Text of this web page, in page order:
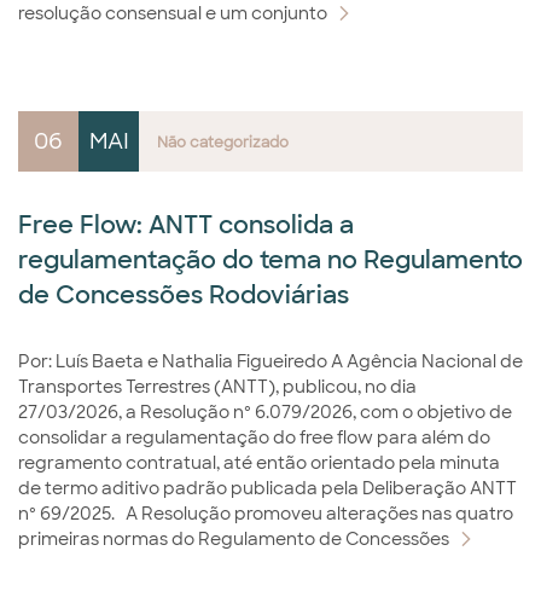
resolução consensual e um conjunto
06 MAI Não categorizado
Free Flow: ANTT consolida a
regulamentação do tema no Regulamento
de Concessões Rodoviárias
Por: Luís Baeta e Nathalia Figueiredo A Agência Nacional de
Transportes Terrestres (ANTT), publicou, no dia
27/03/2026, a Resolução nº 6.079/2026, com o objetivo de
consolidar a regulamentação do free flow para além do
regramento contratual, até então orientado pela minuta
de termo aditivo padrão publicada pela Deliberação ANTT
nº 69/2025. A Resolução promoveu alterações nas quatro
primeiras normas do Regulamento de Concessões